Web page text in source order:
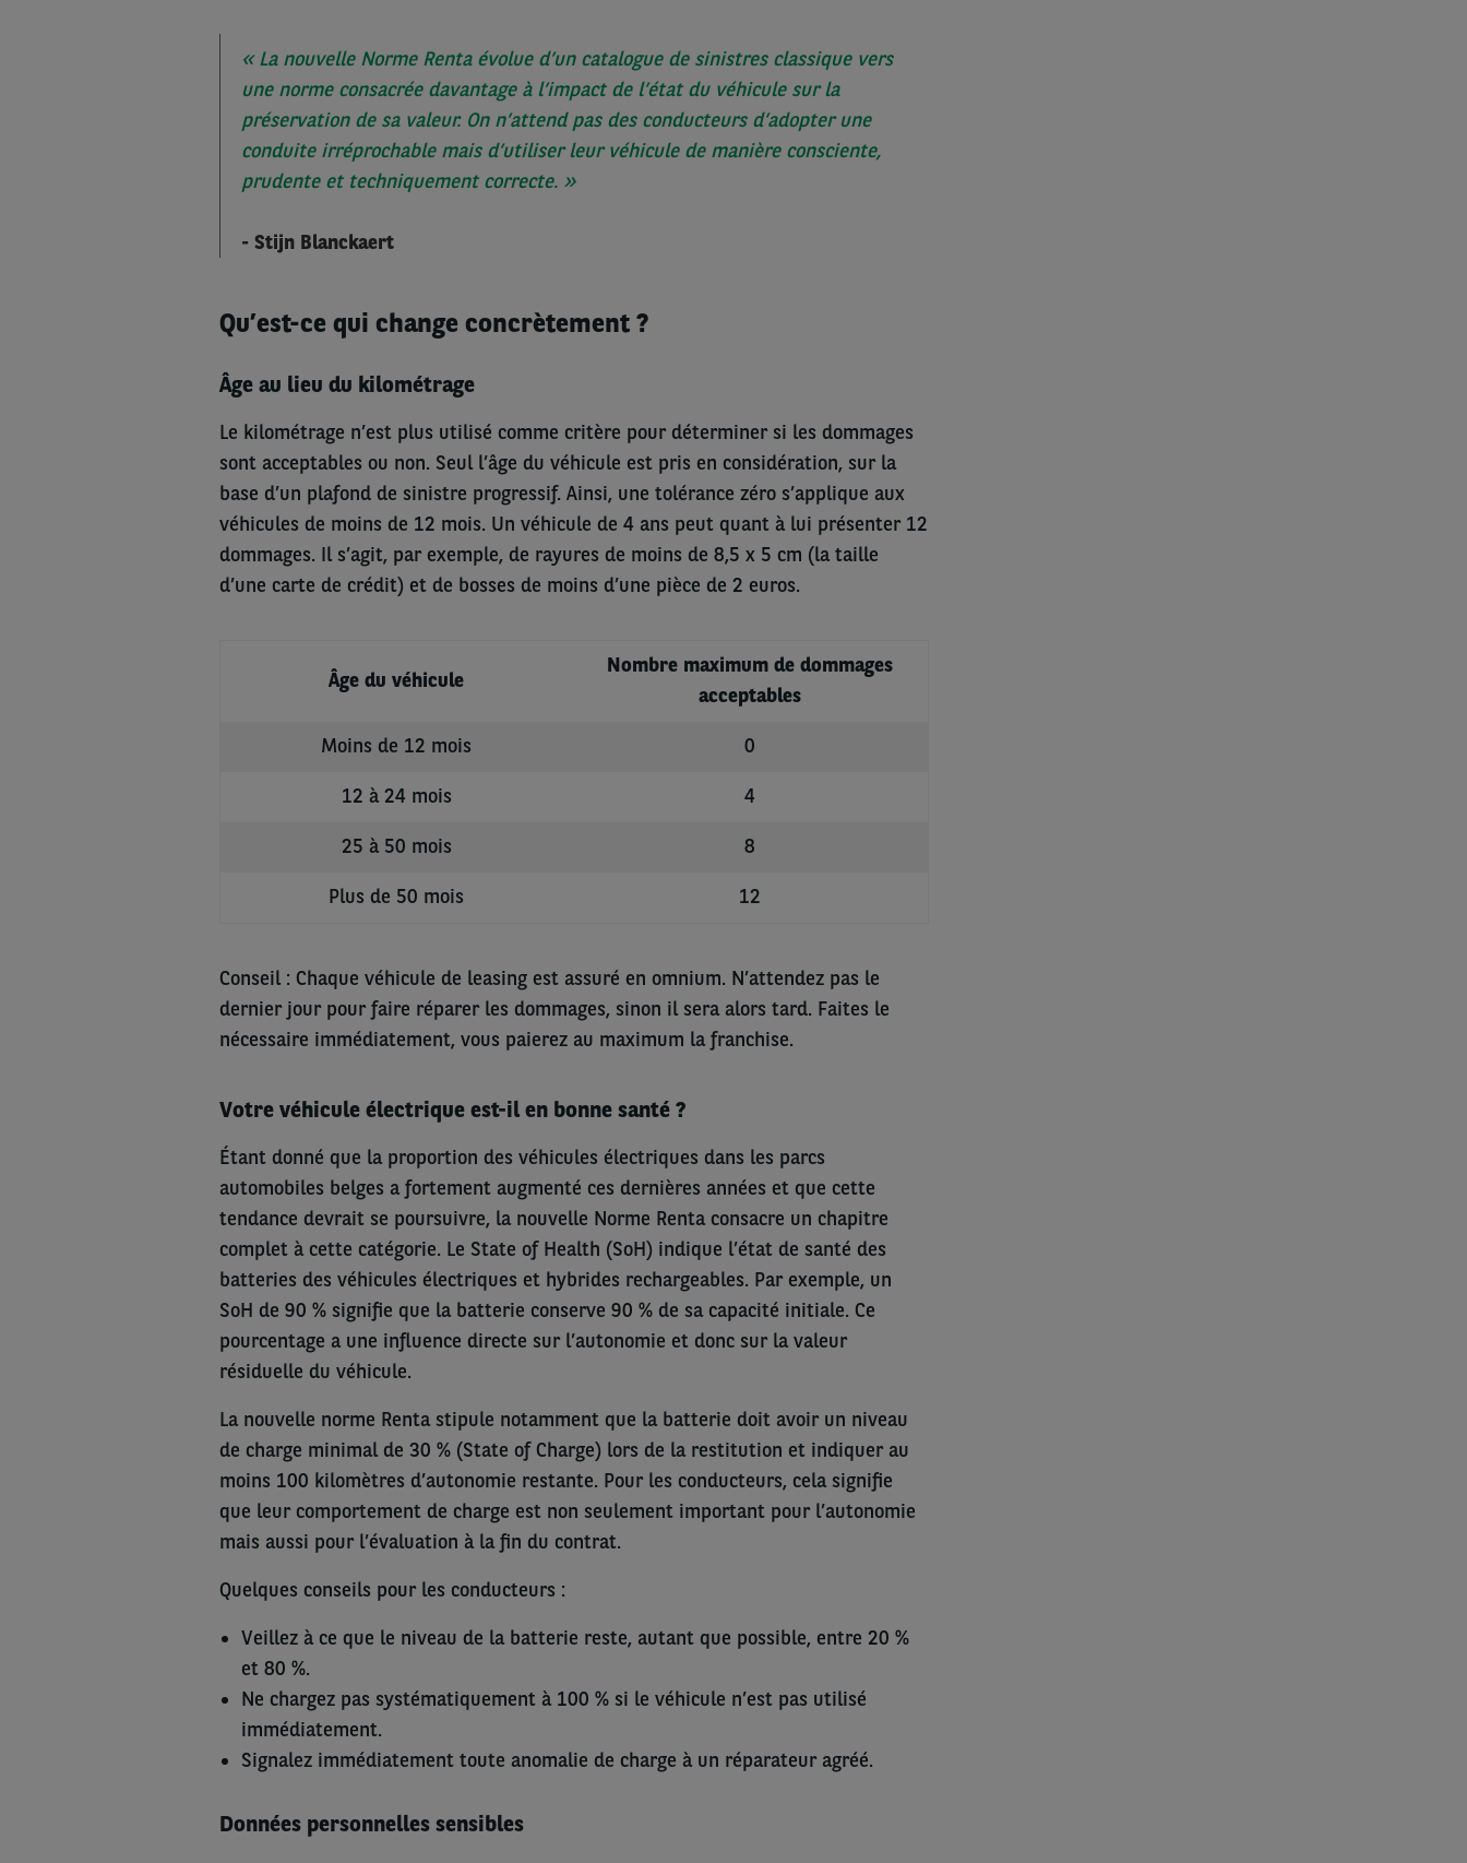
« La nouvelle Norme Renta évolue d’un catalogue de sinistres classique vers
une norme consacrée davantage à l’impact de l’état du véhicule sur la
préservation de sa valeur. On n’attend pas des conducteurs d’adopter une
conduite irréprochable mais d’utiliser leur véhicule de manière consciente,
prudente et techniquement correcte. »
- Stijn Blanckaert
Qu’est-ce qui change concrètement ?
Âge au lieu du kilométrage
Le kilométrage n’est plus utilisé comme critère pour déterminer si les dommages
sont acceptables ou non. Seul l’âge du véhicule est pris en considération, sur la
base d’un plafond de sinistre progressif. Ainsi, une tolérance zéro s’applique aux
véhicules de moins de 12 mois. Un véhicule de 4 ans peut quant à lui présenter 12
dommages. Il s’agit, par exemple, de rayures de moins de 8,5 x 5 cm (la taille
d’une carte de crédit) et de bosses de moins d’une pièce de 2 euros.
Âge du véhicule
Nombre maximum de dommages
acceptables
Moins de 12 mois 0
12 à 24 mois 4
25 à 50 mois 8
Plus de 50 mois 12
Conseil : Chaque véhicule de leasing est assuré en omnium. N’attendez pas le
dernier jour pour faire réparer les dommages, sinon il sera alors tard. Faites le
nécessaire immédiatement, vous paierez au maximum la franchise.
Votre véhicule électrique est-il en bonne santé ?
Étant donné que la proportion des véhicules électriques dans les parcs
automobiles belges a fortement augmenté ces dernières années et que cette
tendance devrait se poursuivre, la nouvelle Norme Renta consacre un chapitre
complet à cette catégorie. Le State of Health (SoH) indique l’état de santé des
batteries des véhicules électriques et hybrides rechargeables. Par exemple, un
SoH de 90 % signifie que la batterie conserve 90 % de sa capacité initiale. Ce
pourcentage a une influence directe sur l’autonomie et donc sur la valeur
résiduelle du véhicule.
La nouvelle norme Renta stipule notamment que la batterie doit avoir un niveau
de charge minimal de 30 % (State of Charge) lors de la restitution et indiquer au
moins 100 kilomètres d’autonomie restante. Pour les conducteurs, cela signifie
que leur comportement de charge est non seulement important pour l’autonomie
mais aussi pour l’évaluation à la fin du contrat.
Quelques conseils pour les conducteurs :
Veillez à ce que le niveau de la batterie reste, autant que possible, entre 20 %
et 80 %.
Ne chargez pas systématiquement à 100 % si le véhicule n’est pas utilisé
immédiatement.
Signalez immédiatement toute anomalie de charge à un réparateur agréé.
Données personnelles sensibles